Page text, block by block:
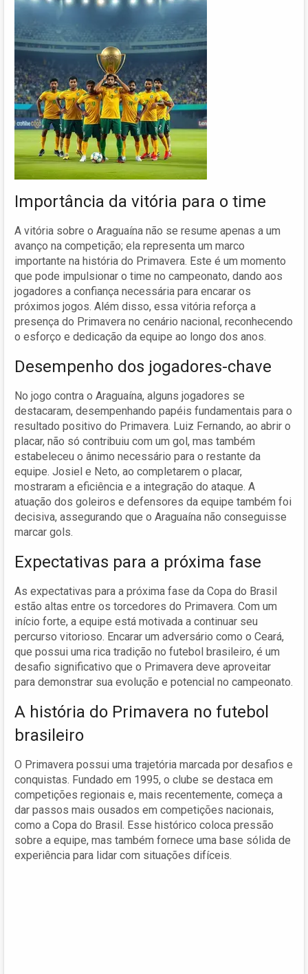
Importância da vitória para o time
A vitória sobre o Araguaína não se resume apenas a um
avanço na competição; ela representa um marco
importante na história do Primavera. Este é um momento
que pode impulsionar o time no campeonato, dando aos
jogadores a confiança necessária para encarar os
próximos jogos. Além disso, essa vitória reforça a
presença do Primavera no cenário nacional, reconhecendo
o esforço e dedicação da equipe ao longo dos anos.
Desempenho dos jogadores-chave
No jogo contra o Araguaína, alguns jogadores se
destacaram, desempenhando papéis fundamentais para o
resultado positivo do Primavera. Luiz Fernando, ao abrir o
placar, não só contribuiu com um gol, mas também
estabeleceu o ânimo necessário para o restante da
equipe. Josiel e Neto, ao completarem o placar,
mostraram a eficiência e a integração do ataque. A
atuação dos goleiros e defensores da equipe também foi
decisiva, assegurando que o Araguaína não conseguisse
marcar gols.
Expectativas para a próxima fase
As expectativas para a próxima fase da Copa do Brasil
estão altas entre os torcedores do Primavera. Com um
início forte, a equipe está motivada a continuar seu
percurso vitorioso. Encarar um adversário como o Ceará,
que possui uma rica tradição no futebol brasileiro, é um
desafio significativo que o Primavera deve aproveitar
para demonstrar sua evolução e potencial no campeonato.
A história do Primavera no futebol
brasileiro
O Primavera possui uma trajetória marcada por desafios e
conquistas. Fundado em 1995, o clube se destaca em
competições regionais e, mais recentemente, começa a
dar passos mais ousados em competições nacionais,
como a Copa do Brasil. Esse histórico coloca pressão
sobre a equipe, mas também fornece uma base sólida de
experiência para lidar com situações difíceis.